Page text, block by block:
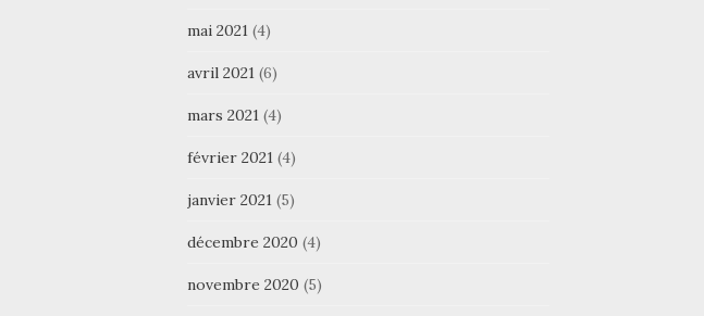
mai 2021(4)
avril 2021(6)
mars 2021(4)
février 2021(4)
janvier 2021(5)
décembre 2020 (4)
novembre 2020 (5)